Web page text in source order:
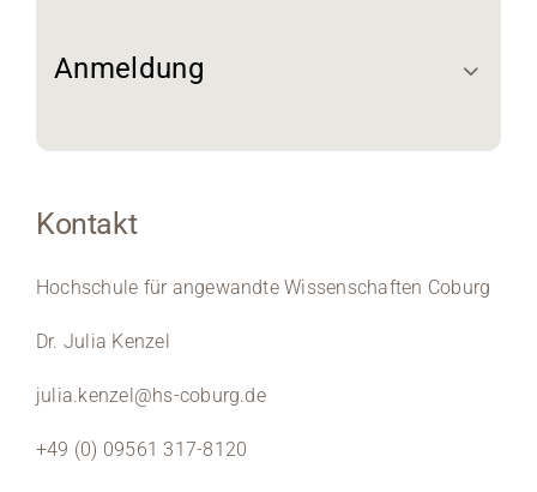
Anmeldung
Kontakt
Hochschule für angewandte Wissenschaften Coburg
Dr. Julia Kenzel
julia.kenzel@hs-coburg.de
+49 (0) 09561 317-8120